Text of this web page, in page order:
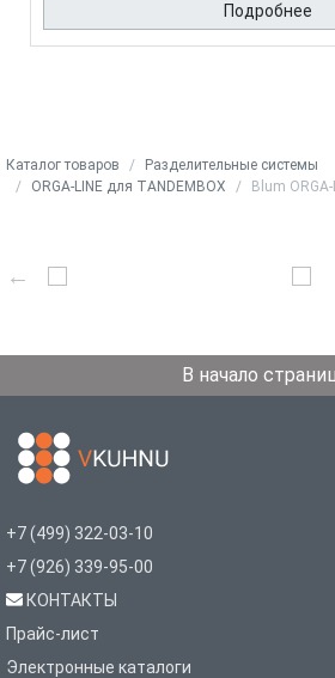
Подробнее
Каталог товаров
Разделительные системы
ORGA-LINE для TANDEMBOX
Blum
В начало
+7 (499) 322-03-10
+7 (926) 339-95-00
КОНТАКТЫ
Прайс-лист
Электронные каталоги